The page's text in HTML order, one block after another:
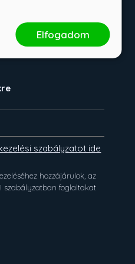
szabályzatot ide
hozzájárulok, az
foglaltakat
Elfogadom